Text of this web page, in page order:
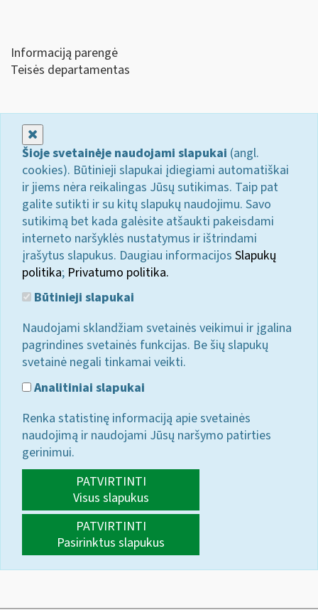
Informaciją parengė
Teisės departamentas
Šioje svetainėje naudojami slapukai (angl.
cookies). Būtinieji slapukai įdiegiami automatiškai
ir jiems nėra reikalingas Jūsų sutikimas. Taip pat
galite sutikti ir su kitų slapukų naudojimu. Savo
sutikimą bet kada galėsite atšaukti pakeisdami
interneto naršyklės nustatymus ir ištrindami
įrašytus slapukus. Daugiau informacijos Slapukų
politika; Privatumo politika.
Būtinieji slapukai
Naudojami sklandžiam svetainės veikimui ir įgalina
pagrindines svetainės funkcijas. Be šių slapukų
svetainė negali tinkamai veikti.
Analitiniai slapukai
Renka statistinę informaciją apie svetainės
naudojimą ir naudojami Jūsų naršymo patirties
gerinimui.
PATVIRTINTI
Visus slapukus
PATVIRTINTI
Pasirinktus slapukus